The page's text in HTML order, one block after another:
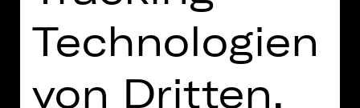
Technologien
von Dritten,